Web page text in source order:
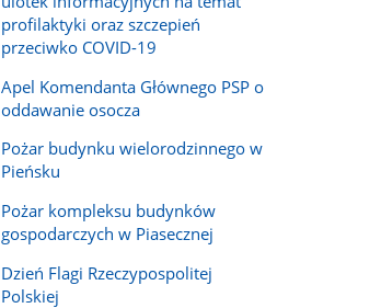
profilaktyki oraz szczepień
przeciwko COVID-19
Apel Komendanta Głównego PSP o
oddawanie osocza
Pożar budynku wielorodzinnego w
Pieńsku
Pożar kompleksu budynków
gospodarczych w Piasecznej
Dzień Flagi Rzeczypospolitej
Polskiej